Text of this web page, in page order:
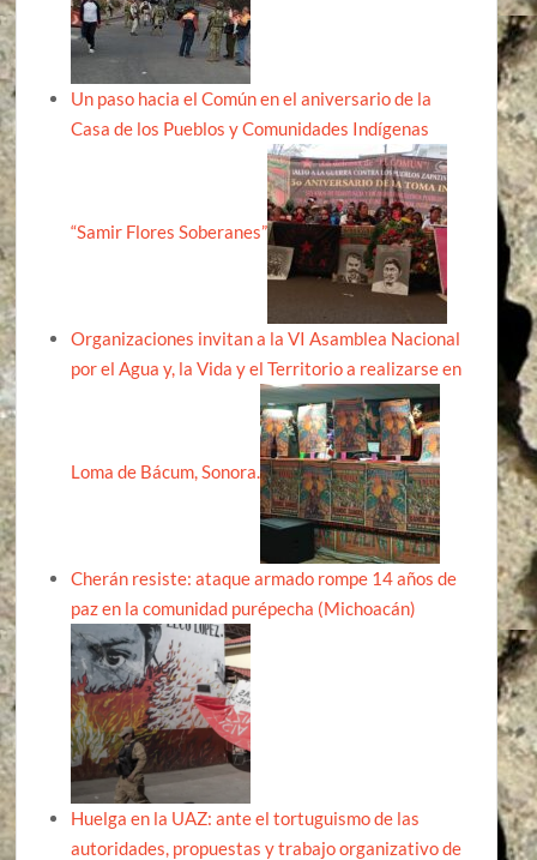
Un paso hacia el Común en el aniversario de la
Casa de los Pueblos y Comunidades Indígenas
“Samir Flores Soberanes”
Organizaciones invitan a la VI Asamblea Nacional
por el Agua y, la Vida y el Territorio a realizarse en
Loma de Bácum, Sonora.
Cherán resiste: ataque armado rompe 14 años de
paz en la comunidad purépecha (Michoacán)
Huelga en la UAZ: ante el tortuguismo de las
autoridades, propuestas y trabajo organizativo de